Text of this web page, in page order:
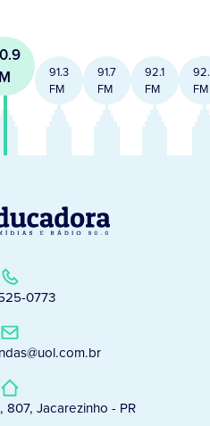
91.3
FM
91.7
FM
92.1
FM
FM
0773
807, Jacarezinho - PR